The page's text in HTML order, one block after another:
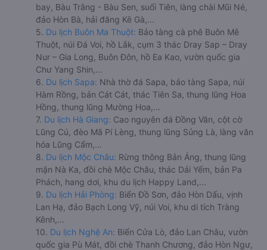
bay, Bàu Trắng - Bàu Sen, suối Tiên, làng chài Mũi Né,
đảo Hòn Bà, hải đăng Kê Gà,...
5. Du lịch Buôn Ma Thuột: Bảo tàng cà phê Buôn Mê
Thuột, núi Đá Voi, hồ Lắk, cụm 3 thác Dray Sap – Dray
Nur – Gia Long, Buôn Đôn, hồ Ea Kao, vườn quốc gia
Chư Yang Shin,...
6. Du lịch Sapa: Nhà thờ đá Sapa, bảo tàng Sapa, núi
Hàm Rồng, bản Cát Cát, thác Tiên Sa, thung lũng Hoa
Hồng, thung lũng Mường Hoa,...
7. Du lịch Hà Giang: Cao nguyên đá Đồng Văn, cột cờ
Lũng Cú, đèo Mã Pí Lèng, thung lũng Sủng Là, làng văn
hóa Lũng Cẩm,...
8. Du lịch Mộc Châu: Rừng thông Bản Áng, thung lũng
mận Nà Ka, đồi chè Mộc Châu, thác Dải Yếm, bản Pa
Phách, hang dơi, khu du lịch Happy Land,...
9. Du lịch Hải Phòng: Biển Đồ Sơn, đảo Hòn Dấu, vịnh
Lan Hạ, đảo Bạch Long Vỹ, núi Voi, khu di tích Tràng
Kênh,...
10. Du lịch Nghệ An: Biển Cửa Lò, đảo Lan Châu, vườn
quốc gia Pù Mát, đồi chè Thanh Chương, đảo Hòn Ngư,